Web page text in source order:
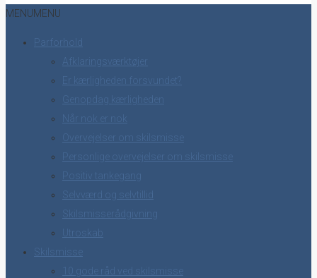
MENUMENU
Parforhold
Afklaringsværktøjer
Er kærligheden forsvundet?
Genopdag kærligheden
Når nok er nok
Overvejelser om skilsmisse
Personlige overvejelser om skilsmisse
Positiv tankegang
Selvværd og selvtillid
Skilsmisserådgivning
Utroskab
Skilsmisse
10 gode råd ved skilsmisse